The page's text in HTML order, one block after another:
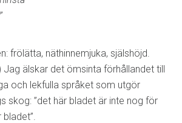
”
frölätta, näthinnemjuka, själshöjd.
Jag älskar det ömsinta förhållandet till
och lekfulla språket som utgör
skog: ”det här bladet är inte nog för